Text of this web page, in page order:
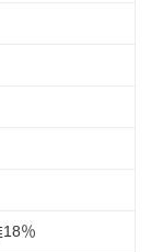
％